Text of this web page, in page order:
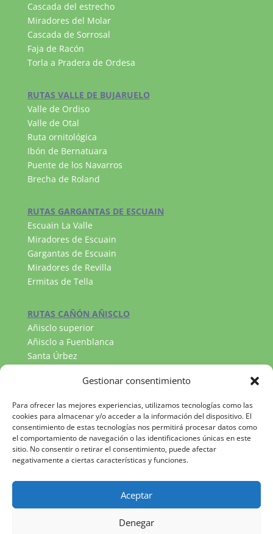
Gestionar consentimiento
Para ofrecer las mejores experiencias, utilizamos tecnologías como las
cookies para almacenar y/o acceder a la información del dispositivo. El
consentimiento de estas tecnologías nos permitirá procesar datos como
el comportamiento de navegación o las identificaciones únicas en este
sitio. No consentir o retirar el consentimiento, puede afectar
negativamente a ciertas características y funciones.
Aceptar
Denegar
Cascada del estrecho
Miradores del Molar
Cascada de Sorrosal
Faja de Racón
Torla a Pradera de Ordesa
RUTAS VALLE DE BUJARUELO
Valle de Ordiso
Valle de Otal
Ruta ornitológica
Ibón de Bernatuara
Puente de los Navarros
Brecha de Roland
RUTAS GARGANTAS DE ESCUAIN
Escuain La Valle
Miradores de Escuain
Gargantas de Escuain
Miradores de Revilla
Ermitas de Tella
RUTAS CAÑÓN AÑISCLO
Añisclo superior
Añisclo a Fuenblanca
Santa Úrbez
Llanos de la Larri
Lago Marboré
Copyright 2024